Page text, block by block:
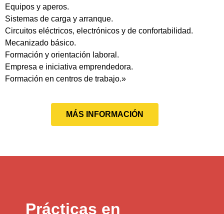
Equipos y aperos.
Sistemas de carga y arranque.
Circuitos eléctricos, electrónicos y de confortabilidad.
Mecanizado básico.
Formación y orientación laboral.
Empresa e iniciativa emprendedora.
Formación en centros de trabajo.»
MÁS INFORMACIÓN
Prácticas en